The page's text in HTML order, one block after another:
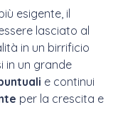
esigente, il
lasciato al
in un birrificio
in un grande
e continui
per la crescita e